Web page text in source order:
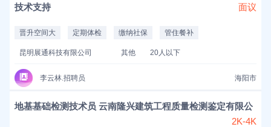
技术支持 面议
晋升空间大 定期体检 缴纳社保 管住餐补
昆明展通科技有限公司 其他 20人以下
李云林.招聘员 海阳市
地基基础检测技术员 云南隆兴建筑工程质量检测鉴定有限公
2K-4K